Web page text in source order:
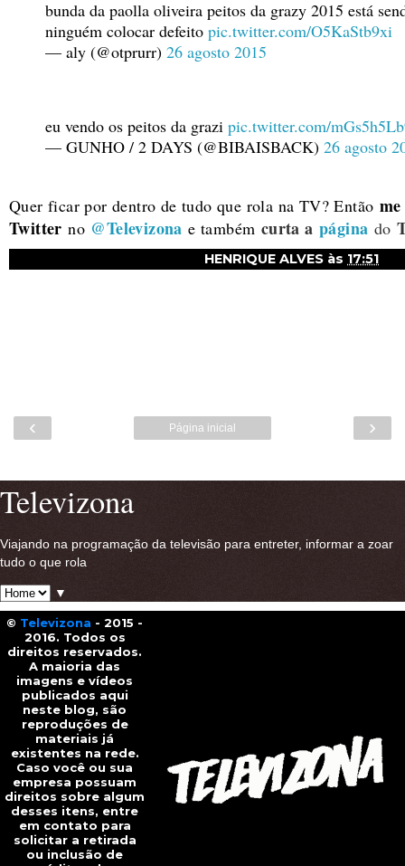
bunda da paolla oliveira peitos da grazy 2015 está
ninguém colocar defeito pic.twitter.com/O5KaStb9xi
— aly (@otprurr) 26 agosto 2015
eu vendo os peitos da grazi pic.twitter.com/
— GUNHO / 2 DAYS (@BIBAISBACK) 26 agosto
Quer ficar por dentro de tudo que rola na TV? Então
Twitter no @Televizona e também curta apágina do
HENRIQUE ALVES às 17:51
‹ ›
Página inicial
Televizona
Viajando na programação da televisão para entreter, informar a zoar
tudo o que rola
▼
© Televizona - 2015 -
2016. Todos os
direitos reservados.
A maioria das
imagens e vídeos
publicados aqui
neste blog, são
reproduções de
materiais já
existentes na rede.
Caso você ou sua
empresa possuam
direitos sobre algum
desses itens, entre
em contato para
solicitar a retirada
ou inclusão de